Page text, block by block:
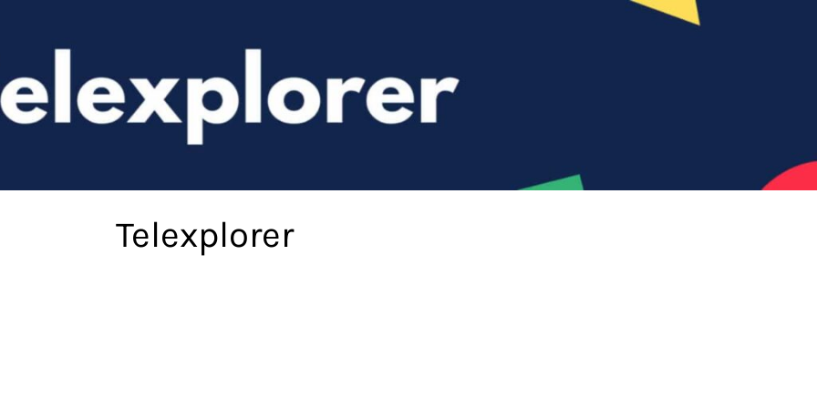
Telexplorer